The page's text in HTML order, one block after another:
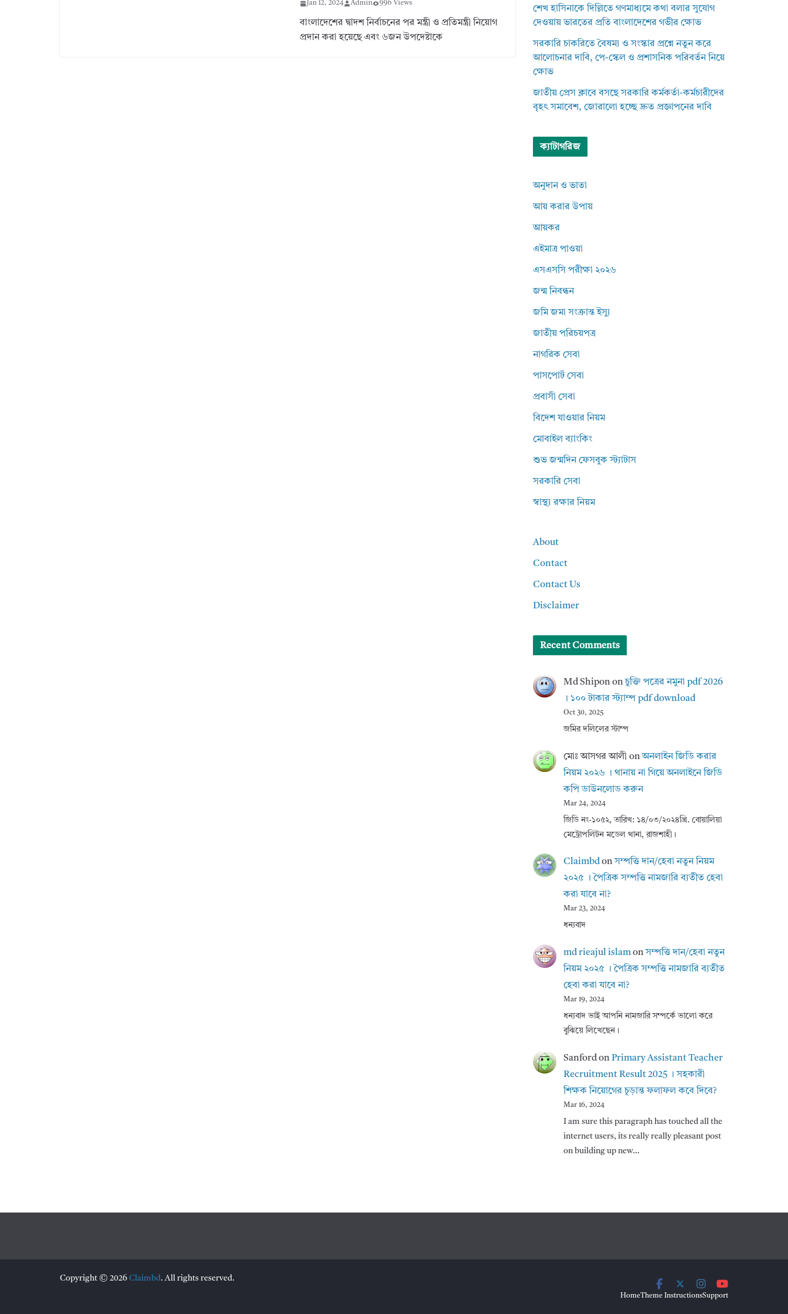
Jan 12, 2024 Admin 996 Views
বাংলাদেশের দ্বাদশ নির্বাচনের পর মন্ত্রী ও প্রতিমন্ত্রী নিয়োগ
প্রদান করা হয়েছে এবং ৬জন উপদেষ্টাকে
শেখ হাসিনাকে দিল্লিতে গণমাধ্যমে কথা বলার সুযোগ
দেওয়ায় ভারতের প্রতি বাংলাদেশের গভীর ক্ষোভ
সরকারি চাকরিতে বৈষম্য ও সংস্কার প্রশ্নে নতুন করে
আলোচনার দাবি, পে-স্কেল ও প্রশাসনিক পরিবর্তন নিয়ে
ক্ষোভ
জাতীয় প্রেস ক্লাবে বসছে সরকারি কর্মকর্তা-কর্মচারীদের
বৃহৎ সমাবেশ, জোরালো হচ্ছে দ্রুত প্রজ্ঞাপনের দাবি
ক্যাটাগরিজ
অনুদান ও ভাতা
আয় করার উপায়
আয়কর
এইমাত্র পাওয়া
এসএসসি পরীক্ষা ২০২৬
জন্ম নিবন্ধন
জমি জমা সংক্রান্ত ইস্যু
জাতীয় পরিচয়পত্র
নাগরিক সেবা
পাসপোর্ট সেবা
প্রবাসী সেবা
বিদেশ যাওয়ার নিয়ম
মোবাইল ব্যাংকিং
শুভ জন্মদিন ফেসবুক স্ট্যাটাস
সরকারি সেবা
স্বাস্থ্য রক্ষার নিয়ম
About
Contact
Contact Us
Disclaimer
Recent Comments
Md Shipononচুক্তি পত্রের নমুনা pdf 2026
। ১০০ টাকার স্ট্যাম্প pdf download
Oct 30, 2025
জমির দলিলের স্টাম্প
মোঃ আসগর আলী onঅনলাইন জিডি করার
নিয়ম ২০২৬ । থানায় না গিয়ে অনলাইনে জিডি
কপি ডাউনলোড করুন
Mar 24, 2024
জিডি নং-১০৫২, তারিখ: ১৪/০৩/২০২৪খ্রি. বোয়ালিয়া
মেট্রোপলিটন মডেল থানা, রাজশাহী।
Claimbdonসম্পত্তি দান/হেবা নতুন নিয়ম
২০২৫ । পৈত্রিক সম্পত্তি নামজারি ব্যতীত হেবা
করা যাবে না?
Mar 23, 2024
ধন্যবাদ
md rieajul islamonসম্পত্তি দান/হেবা নতুন
নিয়ম ২০২৫ । পৈত্রিক সম্পত্তি নামজারি ব্যতীত
হেবা করা যাবে না?
Mar 19, 2024
ধন্যবাদ ভাই আপনি নামজারি সম্পর্কে ভালো করে
বুঝিয়ে লিখেছেন।
SanfordonPrimary Assistant Teacher
Recruitment Result 2025 । সহকারী
শিক্ষক নিয়োগের চূড়ান্ত ফলাফল কবে দিবে?
Mar 16, 2024
I am sure this paragraph has touched all the
internet users, its really really pleasant post
on building up new…
HomeTheme InstructionsSupport
Copyright © 2026 Claimbd . All rights reserved.